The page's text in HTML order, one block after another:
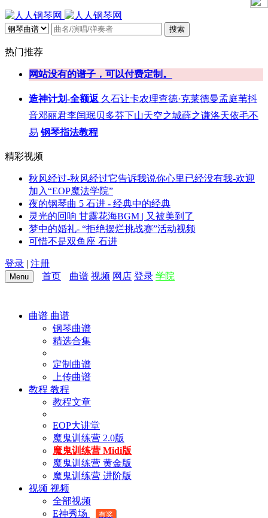
搜索
热门推荐
网站没有的谱子，可以付费定制。
造神计划-全额返 久石让卡农理查德·克莱德曼孟庭苇抖
音邓丽君李闰珉贝多芬下山天空之城薛之谦洛天依毛不
易 钢琴指法教程
精彩视频
秋风经过-秋风经过它告诉我说你心里已经没有我-欢迎
加入“EOP魔法学院”
夜的钢琴曲 5 石进 - 经典中的经典
灵光的回响 甘露花海BGM | 又被美到了
梦中的婚礼- “拒绝摆烂挑战赛”活动视频
可惜不是双鱼座 石进
登录 | 注册
Menu 首页 曲谱 视频 网店 登录 学院
曲谱 曲谱
钢琴曲谱
精选合集
定制曲谱
上传曲谱
教程 教程
教程文章
EOP大讲堂
魔鬼训练营 2.0版
魔鬼训练营 Midi版
魔鬼训练营 黄金版
魔鬼训练营 进阶版
视频 视频
全部视频
E神秀场
有奖